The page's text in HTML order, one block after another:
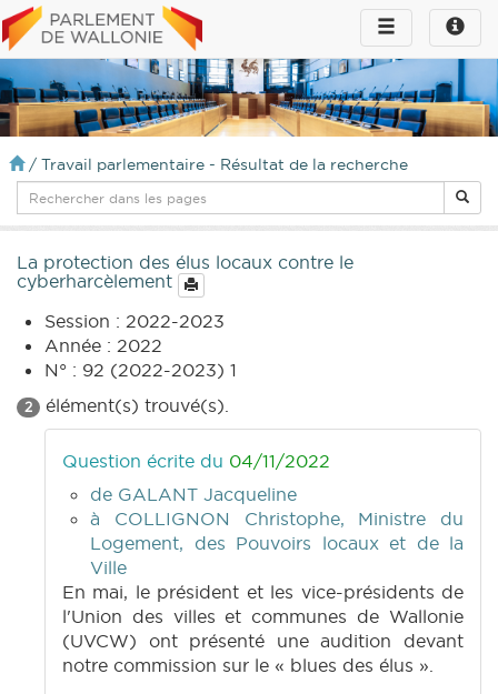
Toggle
infos
Toggle
navigation
/ Travail parlementaire - Résultat de la recherche
La protection des élus locaux contre le
cyberharcèlement
Session : 2022-2023
Année : 2022
N° : 92 (2022-2023) 1
2 élément(s) trouvé(s).
Question écrite du 04/11/2022
de GALANT Jacqueline
à COLLIGNON Christophe, Ministre du
Logement, des Pouvoirs locaux et de la
Ville
En mai, le président et les vice-présidents de
l'Union des villes et communes de Wallonie
(UVCW) ont présenté une audition devant
notre commission sur le « blues des élus ».